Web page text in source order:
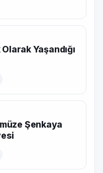
Yaşandığı
Şenkaya